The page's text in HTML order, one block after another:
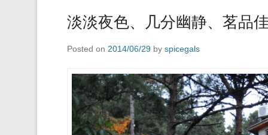
淡淡夜色、几分幽静、茗品
Posted on 2014/06/29 by spicegals